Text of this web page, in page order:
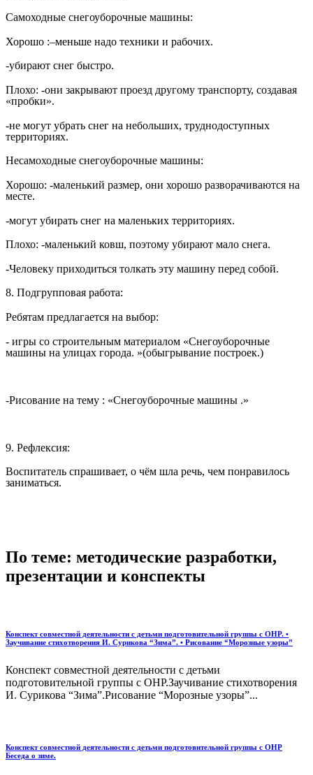
Самоходные снегоуборочные машины:
Хорошо :–меньше надо техники и рабочих.
-убирают снег быстро.
Плохо: -они закрывают проезд другому транспорту, создавая
«пробки».
-не могут убрать снег на небольших, труднодоступных
территориях.
Несамоходные снегоуборочные машины:
Хорошо: -маленький размер, они хорошо разворачиваются на
месте.
-могут убирать снег на маленьких территориях.
Плохо: -маленький ковш, поэтому убирают мало снега.
-Человеку приходиться толкать эту машину перед собой.
8. Подгрупповая работа:
Ребятам предлагается на выбор:
- игры со строительным материалом «Снегоуборочные
машины на улицах города. »(обыгрывание построек.)
-Рисование на тему : «Снегоуборочные машины .»
9. Рефлексия:
Воспитатель спрашивает, о чём шла речь, чем понравилось
заниматься.
По теме: методические разработки,
презентации и конспекты
Конспект совместной деятельности с детьми подготовительной группы с ОНР. •
Заучивание стихотворения И. Сурикова “Зима”. • Рисование “Морозные узоры”
Конспект совместной деятельности с детьми
подготовительной группы с ОНР.Заучивание стихотворения
И. Сурикова “Зима”.Рисование “Морозные узоры”...
Конспект совместной деятельности с детьми подготовительной группы с ОНР
Беседа о зиме.